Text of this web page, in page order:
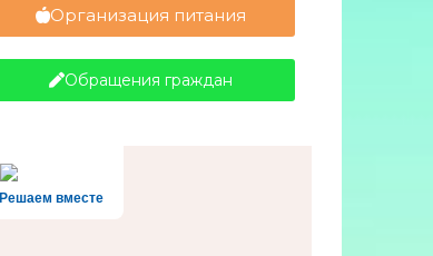
Организация питания
Обращения граждан
Решаем вместе